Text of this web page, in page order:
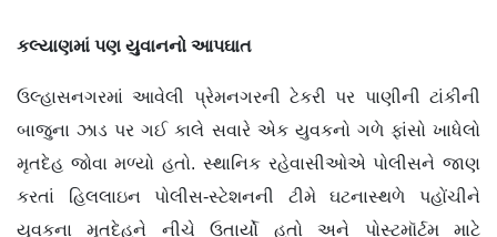
કલ્યાણમાં પણ યુવાનનો આપઘાત
ઉલ્હાસનગરમાં આવેલી પ્રેમનગરની ટેકરી પર પાણીની ટાંકીની
બાજુના ઝાડ પર ગઈ કાલે સવારે એક યુવકનો ગળે ફાંસો ખાધેલો
મૃતદેહ જોવા મળ્યો હતો. સ્થાનિક રહેવાસીઓએ પોલીસને જાણ
કરતાં હિલલાઇન પોલીસ-સ્ટેશનની ટીમે ઘટનાસ્થળે પહોંચીને
યુવકના મૃતદેહને નીચે ઉતાર્યો હતો અને પોસ્ટમૉર્ટમ માટે